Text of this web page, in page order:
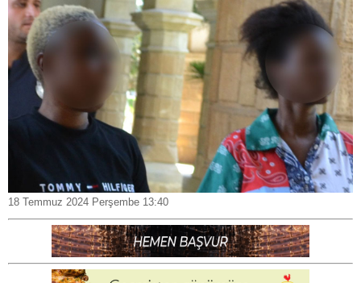
18 Temmuz 2024 Perşembe 13:40